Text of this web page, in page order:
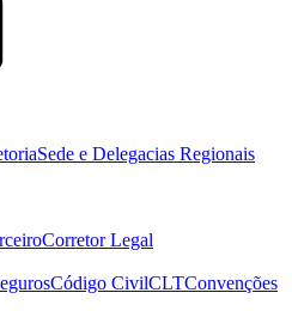
Sede e Delegacias Regionais
Corretor Legal
Código CivilCLTConvenções